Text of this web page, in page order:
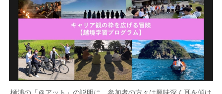
樋浦の「＠アット」の説明に、参加者の方々は興味深く耳を傾け